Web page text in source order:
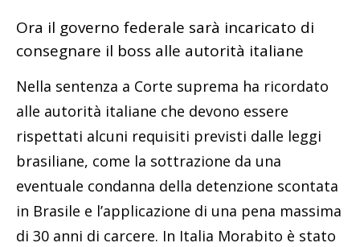
Ora il governo federale sarà incaricato di
consegnare il boss alle autorità italiane
Nella sentenza a Corte suprema ha ricordato
alle autorità italiane che devono essere
rispettati alcuni requisiti previsti dalle leggi
brasiliane, come la sottrazione da una
eventuale condanna della detenzione scontata
in Brasile e l’applicazione di una pena massima
di 30 anni di carcere. In Italia Morabito è stato